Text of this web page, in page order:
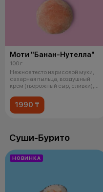
Моти "Банан-Нутелла"
100 г
Нежное тесто из рисовой муки,
сахарная пыльца, воздушный
крем (творожный сыр, сливки),
1990 ₸
Суши-Бурито
НОВИНКА